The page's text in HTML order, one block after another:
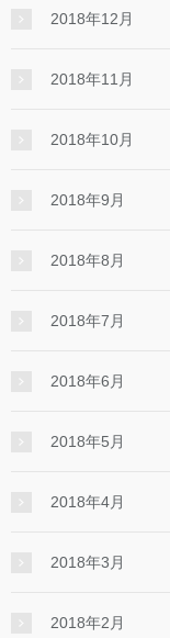
2018年12月
2018年11月
2018年10月
2018年9月
2018年8月
2018年7月
2018年6月
2018年5月
2018年4月
2018年3月
2018年2月